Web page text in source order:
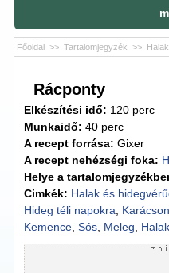
Főoldal >> Tartalomjegyzék >> Halak
Rácponty
Elkészítési idő: 120 perc
Munkaidő: 40 perc
A recept forrása: Gixer
A recept nehézségi foka:
Helye a
Cimkék: Halak és
Hideg téli napokra
Kemence ,Sós Meleg Halak